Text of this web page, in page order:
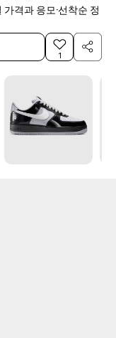
격과 응모·선착순 정
1